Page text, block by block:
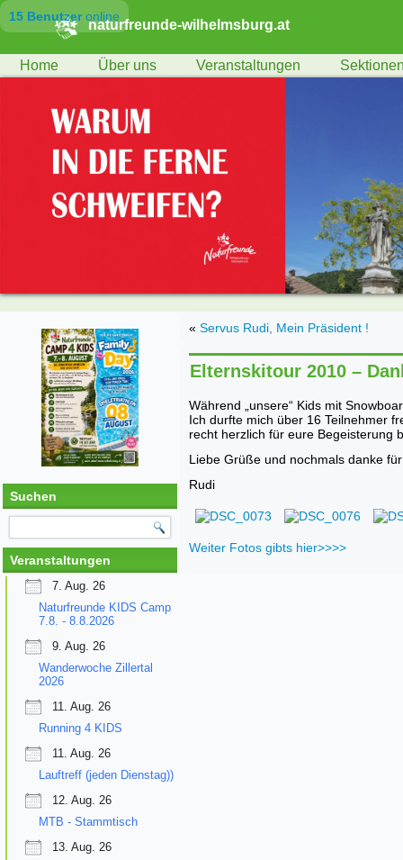
15 Benutzeronline
naturfreunde-wilhelmsburg.at
Home Über uns Veranstaltungen
Suchen
Veranstaltungen
7. Aug. 26
Naturfreunde KIDS Camp
7.8. - 8.8.2026
9. Aug. 26
Wanderwoche Zillertal
2026
11. Aug. 26
Running 4 KIDS
11. Aug. 26
Lauftreff (jeden Dienstag))
12. Aug. 26
MTB - Stammtisch
13. Aug. 26
« Servus Rudi, Mein Präsident !
Elternskitour 2010 –
Während „unsere“ Kids mit
Ich durfte mich über 16 Teilnehmer
recht herzlich für eure Begeisterung
Liebe Grüße und nochmals danke
Rudi
Weiter Fotos gibts hier>>>>